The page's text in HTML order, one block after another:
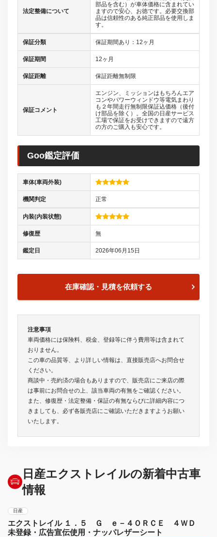
法定整備について
部品を含む）が車体価格に含まれてい
ますので安心、お徳です。必要交換部
品は信頼性のある純正部品を使用しま
す。
保証分類 保証期間あり：12ヶ月
保証期間 12ヶ月
保証距離 保証距離無制限
保証コメント
エンジン、ミッションはもちろんエア
コンやパワーウィンドウ等電気まわり
も２年間走行無制限保証込価格（後付
け部品を除く）。全国の日産サービス
工場で保証をお受けできますので遠方
の方のご購入も安心です。
Goo鑑定評価
車体(車両外装)
機関判定 正常
内装(内装状態)
修復歴 無
鑑定日 2026年06月15日
在庫確認・見積を依頼する
注意事項
車両価格には保険料、税金、登録等に伴う費用等は含まれて
おりません。
この車の品質等、より詳しい情報は、直接販売店へお問合せ
ください。
商談中・売約済の場合もありますので、販売店にご来店の際
は事前にお問合せの上、該当車両の有無をご確認ください。
また、修復歴・法定整備・保証の有無ならびに詳細内容につ
きましても、必ず各販売店にご確認いただきますようお願い
いたします。
日産エクストレイルの新着中古車
情報
日産
エクストレイル １．５ Ｇ ｅ－４ＯＲＣＥ ４ＷＤ
未登録・広告宣伝使用・ナッパレザーシート